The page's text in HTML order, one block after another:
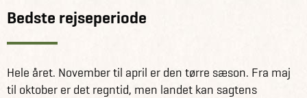
Fra den travle hovedstad flyver du til Tuxtla Gutiérrez og
tager herfra på tur til den imponerende Sumidero-kløft.
Fra en lille speedbåd vil du opleve de dramatiske klipper
et møde med kløftens krokodiller.
Bedste rejseperiode
Hele året. November til april er den tørre sæson. Fra maj
til oktober er det regntid, men landet kan sagtens